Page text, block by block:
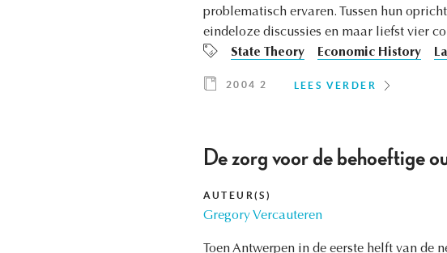
problematisch ervaren. Tussen hun
eindeloze discussies en maar liefst vier
State Theory
Economic History
2004 2 LEES VERDER
De zorg voor de behoeftige
AUTEUR(S)
Gregory Vercauteren
Toen Antwerpen in de eerste helft van